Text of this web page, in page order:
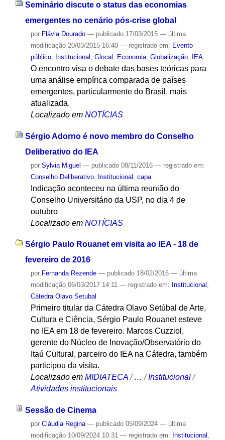
Seminário discute o status das economias
emergentes no cenário pós-crise global
por Flávia Dourado — publicado17/03/2015 — última
modificação20/03/2015 16:40 — registrado em: Evento
público, Institucional , Glocal , Economia, Globalização, IEA
O encontro visa o debate das bases teóricas para
uma análise empírica comparada de países
emergentes, particularmente do Brasil, mais
atualizada.
Localizado em NOTÍCIAS
Sérgio Adorno é novo membro do Conselho
Deliberativo do IEA
por Sylvia Miguel — publicado08/11/2016 — registrado em:
Conselho Deliberativo, Institucional capa
Indicação aconteceu na última reunião do
Conselho Universitário da USP, no dia 4 de
outubro
Localizado em NOTÍCIAS
Sérgio Paulo Rouanet em visita ao IEA - 18 de
fevereiro de 2016
por Fernanda Rezende — publicado18/02/2016 — última
modificação06/03/2017 14:11 — registrado em: Institucional ,
Cátedra Olavo Setubal
Primeiro titular da Cátedra Olavo Setúbal de Arte,
Cultura e Ciência, Sérgio Paulo Rouanet esteve
no IEA em 18 de fevereiro. Marcos Cuzziol,
gerente do Núcleo de Inovação/Observatório do
Itaú Cultural, parceiro do IEA na Cátedra, também
participou da visita.
Localizado em MIDIATECA / …/Institucional /
Atividades institucionais
Sessão de Cinema
por Cláudia Regina — publicado05/09/2024 — última
modificação10/09/2024 10:31 — registrado em: Institucional ,